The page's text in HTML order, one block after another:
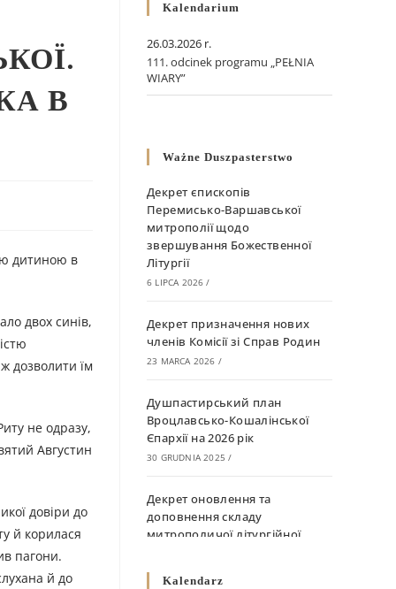
В
дитиною в
двох синів,
дозволити їм
не одразу,
Августин
довіри до
й корилася
пагони.
й до
Kalendarium
26.03.2026 r.
111. odcinek programu „PEŁNIA
WIARY”
Ważne Duszpasterstwo
Декрет єпископів
Перемисько-Варшавської
митрополії щодо
звершування Божественної
Літургії
6 LIPCA 2026 /
Декрет призначення нових
членів Комісії зі Справ Родин
23 MARCA 2026 /
Душпастирський план
Вроцлавсько-Кошалінської
Єпархії на 2026 рік
30 GRUDNIA 2025 /
Декрет оновлення та
доповнення складу
митрополичої літургійної
10 GRUDNIA 2025
Kalendarz